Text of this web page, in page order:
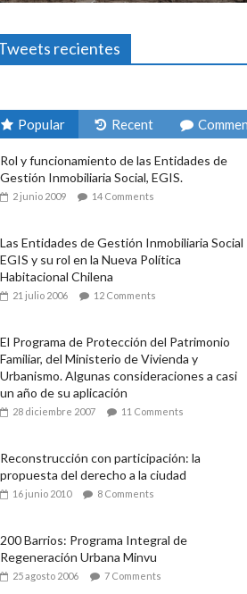
Foto-ensayos
Tweets recientes
Popular Recent Comment
Rol y funcionamiento de las Entidades de
Gestión Inmobiliaria Social, EGIS.
Las Entidades de Gestión Inmobiliaria Social
EGIS y su rol en la Nueva Política
Habitacional Chilena
21 julio 2006 12 Comments
El Programa de Protección del Patrimonio
Familiar, del Ministerio de Vivienda y
Urbanismo. Algunas consideraciones a casi
28 diciembre 2007 11 Comments
Reconstrucción con participación: la